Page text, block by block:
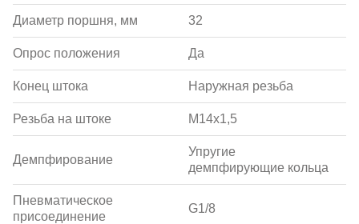
Диаметр поршня, мм 32
Опрос положения Да
Конец штока Наружная резьба
Резьба на штоке M14x1,5
Демпфирование
Упругие
демпфирующие кольца
Пневматическое
присоединение
G1/8